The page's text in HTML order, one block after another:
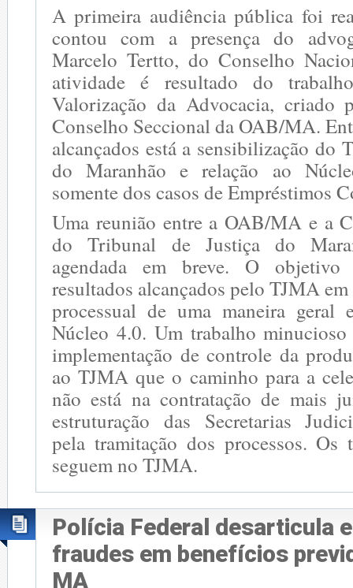
A primeira audiência pública foi
contou com a presença do
Marcelo Tertto, do Conselho
atividade é resultado do
Valorização da Advocacia, criado
Conselho Seccional da OAB/MA.
alcançados está a sensibilização do
do Maranhão e relação ao
somente dos casos de Empréstimos
Uma reunião entre a OAB/MA e a
do Tribunal de Justiça do
agendada em breve. O objetivo
resultados alcançados pelo TJMA
processual de uma maneira geral
Núcleo 4.0. Um trabalho minucioso
implementação de controle da
ao TJMA que o caminho para a
não está na contratação de mais
estruturação das Secretarias
pela tramitação dos processos. Os
seguem no TJMA.
Polícia Federal desarticula
fraudes em benefícios
MA